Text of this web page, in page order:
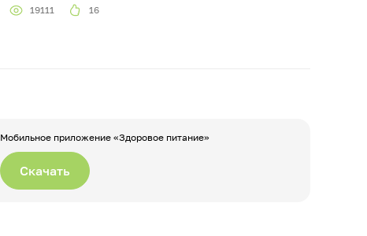
19111 16
Мобильное приложение «Здоровое питание»
Скачать